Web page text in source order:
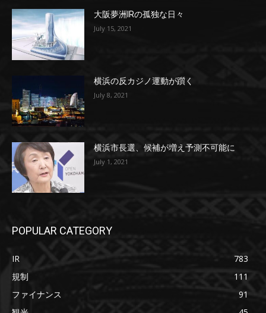
大阪夢洲IRの孤独な日々
July 15, 2021
横浜の反カジノ運動が躓く
July 8, 2021
横浜市長選、候補が増え予測不可能に
July 1, 2021
POPULAR CATEGORY
IR
783
規制
111
ファイナンス
91